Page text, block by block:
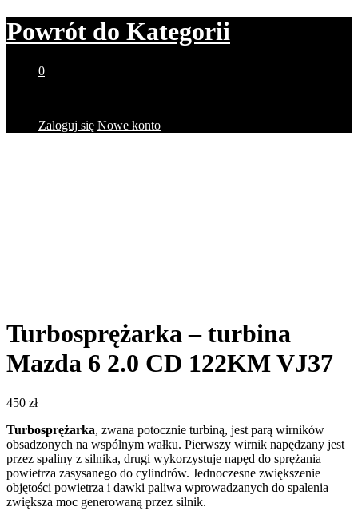
Powrót do Kategorii
0
Zaloguj się Nowe konto
Turbosprężarka – turbina
Mazda 6 2.0 CD 122KM VJ37
450 zł
Turbosprężarka, zwana potocznie turbiną, jest parą wirników
obsadzonych na wspólnym wałku. Pierwszy wirnik napędzany jest
przez spaliny z silnika, drugi wykorzystuje napęd do sprężania
powietrza zasysanego do cylindrów. Jednoczesne zwiększenie
objętości powietrza i dawki paliwa wprowadzanych do spalenia
zwiększa moc generowaną przez silnik.